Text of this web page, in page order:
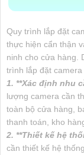
Quy trình lắp đặt
thực hiện cẩn thận
ninh cho cửa hàng.
trình lắp đặt
1. **Xác định nhu
lượng camera cần
toàn bộ cửa hàng,
thanh toán, kho
2. **Thiết kế hệ
cần thiết kế hệ